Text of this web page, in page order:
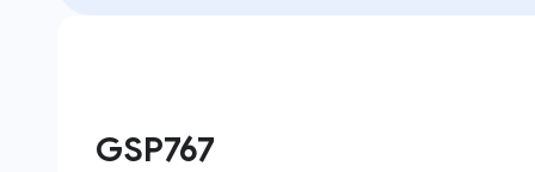
GSP767